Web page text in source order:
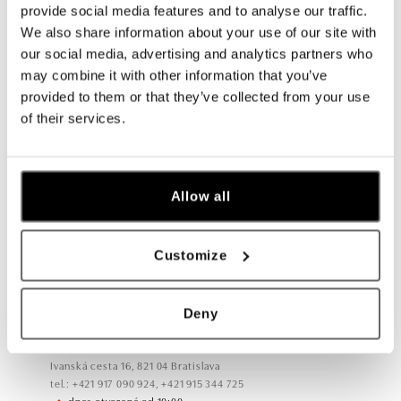
provide social media features and to analyse our traffic.
We also share information about your use of our site with
our social media, advertising and analytics partners who
may combine it with other information that you’ve
provided to them or that they’ve collected from your use
of their services.
Allow all
Customize
Deny
Všetky Česko Slovensko
ALO diamonds Hilton, Košice
ALO diamonds OC Aupark, Bratislava
Einsteinova 18, 851 01 Bratislava
dnes otvorené od 10:00
ALO diamonds OC Avion, Bratislava
Ivanská cesta 16, 821 04 Bratislava
tel.: +421 917 090 924, +421 915 344 725